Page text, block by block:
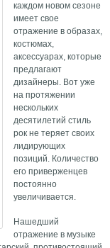
каждом новом сезоне
имеет свое
отражение в образах,
костюмах,
аксессуарах, которые
предлагают
дизайнеры. Вот уже
на протяжении
нескольких
десятилетий стиль
рок не теряет своих
лидирующих
позиций. Количество
его приверженцев
постоянно
увеличивается.
Нашедший
отражение в музыке